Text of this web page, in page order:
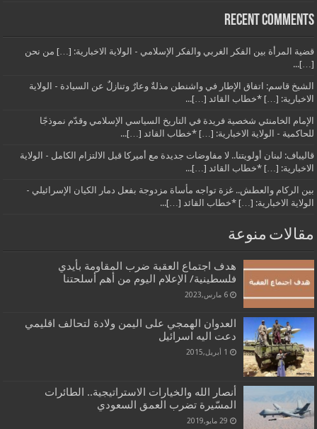
Recent Comments
قضية المرأة بين الفكر الغربي والفكر الإسلامي - الولاية الاخبارية: […] من نحن
[…]...
الشيخ قاسم: اتفاق الإطار في واشنطن مذلةٌ وعارٌ وتنازلٌ عن السيادة - الولاية
الاخبارية: […] *خطاب القائد […]...
الإمام الخامنئي شخصية فريدة في التاريخ السياسي الإسلامي وقدّم نموذجًا
للحاكمية - الولاية الاخبارية: […] *خطاب القائد […]...
قاليباف: لبنان أولويتنا.. لا مفاوضات جديدة مع أميركا قبل الالتزام الكامل - الولاية
الاخبارية: […] *خطاب القائد […]...
بين الركام والعطش.. غزة تواجه مأساة مزدوجة بفعل دمار الكيان الإسرائيلي -
الولاية الاخبارية: […] *خطاب القائد […]...
مقالات منوعة
هدف اجتماع العقبة ضرب المقاومة بأيدي
فلسطينية/ الإعلام اليوم من أهم أسلحتنا
6 مارس,2023
العدوان الهمجي على اليمن ولادة لتحالف اقليمي
دعت اليه اسرائيل
1 أبريل,2015
أنصار الله والخيارات الاستراتيجية.. الطائرات
المسّيرة تضرب العمق السعودي
29 مايو,2019